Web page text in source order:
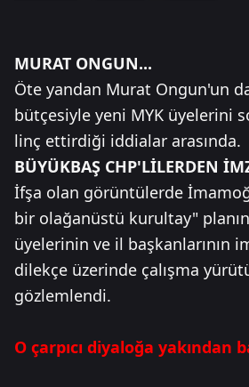
MURAT ONGUN...
Öte yandan Murat Ongun'un
bütçesiyle yeni MYK üyelerini
linç ettirdiği iddialar arasında.
BÜYÜKBAŞ CHP'LİLERDEN
İfşa olan görüntülerde
bir olağanüstü kurultay"
üyelerinin ve il başkanlarının
dilekçe üzerinde çalışma
gözlemlendi.
O çarpıcı diyaloğa yakından